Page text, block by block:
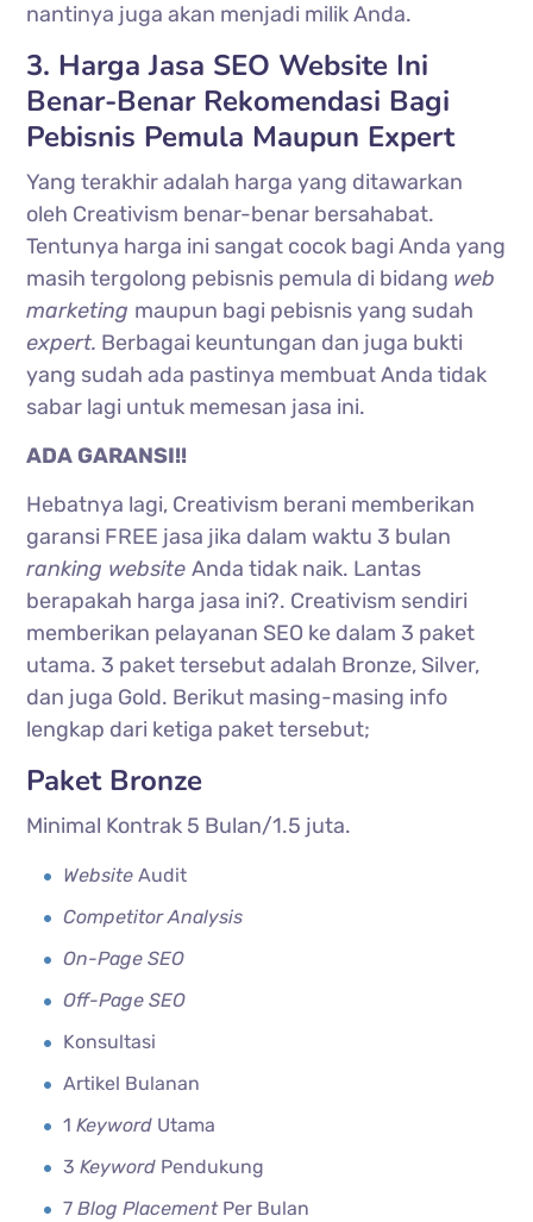
nantinya juga akan menjadi milik Anda.
3. Harga Jasa SEO Website Ini
Benar-Benar Rekomendasi Bagi
Pebisnis Pemula Maupun Expert
Yang terakhir adalah harga yang ditawarkan
oleh Creativism benar-benar bersahabat.
Tentunya harga ini sangat cocok bagi Anda yang
masih tergolong pebisnis pemula di bidang web
marketing maupun bagi pebisnis yang sudah
expert. Berbagai keuntungan dan juga bukti
yang sudah ada pastinya membuat Anda tidak
sabar lagi untuk memesan jasa ini.
ADA GARANSI!!
Hebatnya lagi, Creativism berani memberikan
garansi FREE jasa jika dalam waktu 3 bulan
ranking websiteAnda tidak naik. Lantas
berapakah harga jasa ini?. Creativism sendiri
memberikan pelayanan SEO ke dalam 3 paket
utama. 3 paket tersebut adalah Bronze, Silver,
dan juga Gold. Berikut masing-masing info
lengkap dari ketiga paket tersebut;
Paket Bronze
Minimal Kontrak 5 Bulan/1.5 juta.
Website Audit
Competitor Analysis
On-Page SEO
Off-Page SEO
Konsultasi
Artikel Bulanan
1Keyword Utama
3Keyword Pendukung
7Blog PlacementPer Bulan